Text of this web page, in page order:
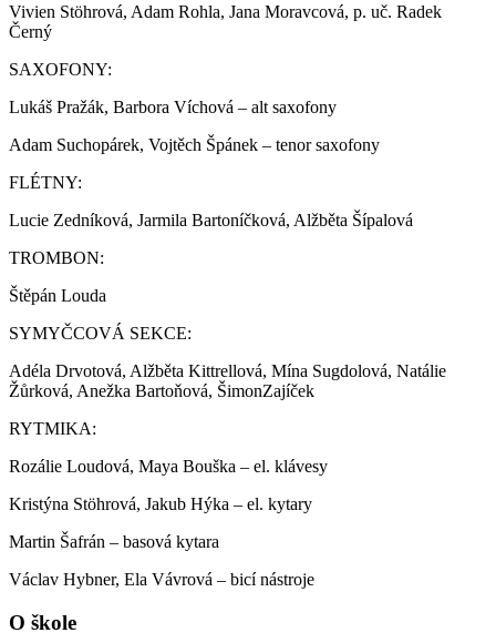
Vivien Stöhrová, Adam Rohla, Jana Moravcová, p. uč. Radek
Černý
SAXOFONY:
Lukáš Pražák, Barbora Víchová – alt saxofony
Adam Suchopárek, Vojtěch Špánek – tenor saxofony
FLÉTNY:
Lucie Zedníková, Jarmila Bartoníčková, Alžběta Šípalová
TROMBON:
Štěpán Louda
SYMYČCOVÁ SEKCE:
Adéla Drvotová, Alžběta Kittrellová, Mína Sugdolová, Natálie
Žůrková, Anežka Bartoňová, ŠimonZajíček
RYTMIKA:
Rozálie Loudová, Maya Bouška – el. klávesy
Kristýna Stöhrová, Jakub Hýka – el. kytary
Martin Šafrán – basová kytara
Václav Hybner, Ela Vávrová – bicí nástroje
O škole